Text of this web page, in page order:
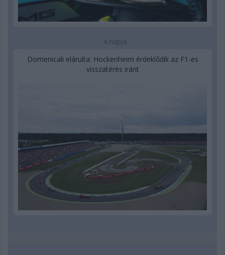
4 napja
Domenicali elárulta: Hockenheim érdeklődik az F1-es
visszatérés iránt